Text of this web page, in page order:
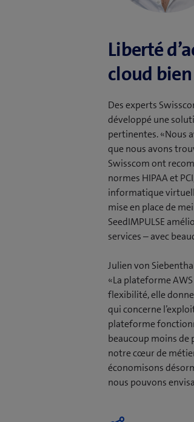
Liberté
cloud
Des experts
développé une
pertinentes. «Nous
que nous avons
Swisscom ont
normes HIPAA et
informatique
mise en place de
SeedIMPULSE
services – avec
Julien von
«La plateforme
flexibilité, elle donne
qui concerne
plateforme
beaucoup moins de
notre cœur de
économisons
nous pouvons